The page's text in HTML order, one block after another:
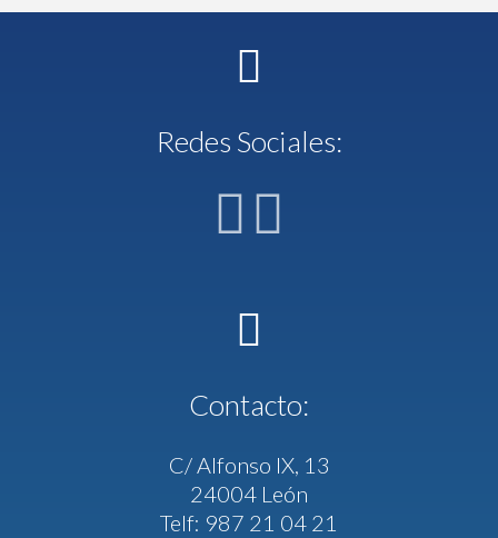
Redes Sociales:
Contacto:
C/ Alfonso IX, 13
24004 León
Telf: 987 21 04 21